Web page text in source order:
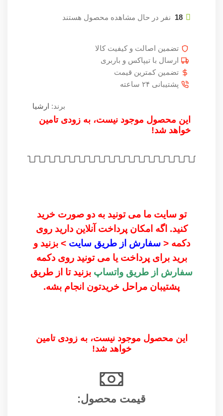
18 نفر در حال مشاهده محصول هستند
تضمین اصالت و کیفیت کالا
ارسال با تیپاکس و باربری
تضمین کمترین قیمت
پشتیبانی ۲۴ ساعته
برند: ارشیا
این محصول موجود نیست، به زودی تامین
خواهد شد!
تو سایت ما می تونید به دو صورت خرید
کنید. اگه امکان پرداخت آنلاین دارید روی
دکمه <سفارش از طریق سایت> بزنید و
برید برای پرداخت یا می تونید روی دکمه
سفارش از طریق واتساپ بزنید تا از طریق
پشتیبان مراحل خریدتون انجام بشه.
این محصول موجود نیست، به زودی تامین
خواهد شد!
قیمت محصول:​